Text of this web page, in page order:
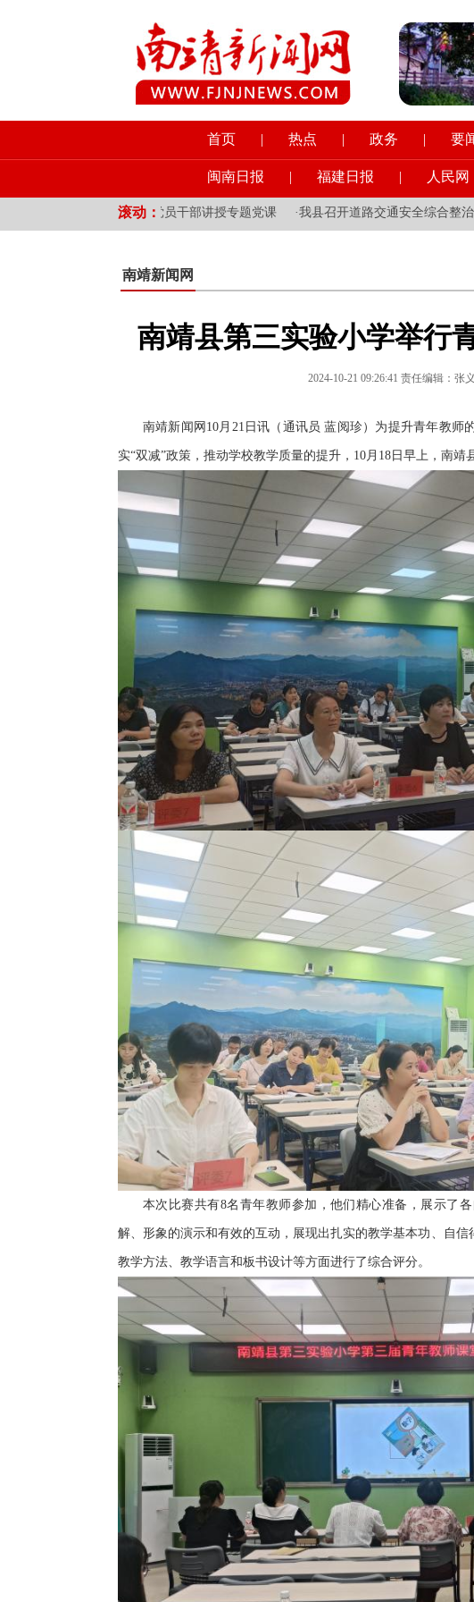
首页 | 热点 | 政务 | 要
闽南日报 | 福建日报 | 人民网
滚动：
领域和挂钩乡镇党员干部讲授专题党课 ·我县召开道路交通安全综合整治工作会
南靖新闻网
南靖县第三实验小学举行
2024-10-21 09:26:41 责任编辑：张
南靖新闻网10月21日讯（通讯员 蓝阅珍）为提升青年教师
实“双减”政策，推动学校教学质量的提升，10月18日早上，南靖
本次比赛共有8名青年教师参加，他们精心准备，展示了
解、形象的演示和有效的互动，展现出扎实的教学基本功、自信
教学方法、教学语言和板书设计等方面进行了综合评分。